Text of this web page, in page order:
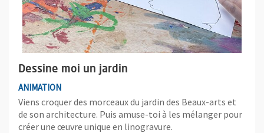
Dessine moi un jardin
ANIMATION
Viens croquer des morceaux du jardin des Beaux-arts et
de son architecture. Puis amuse-toi à les mélanger pour
créer une œuvre unique en linogravure.